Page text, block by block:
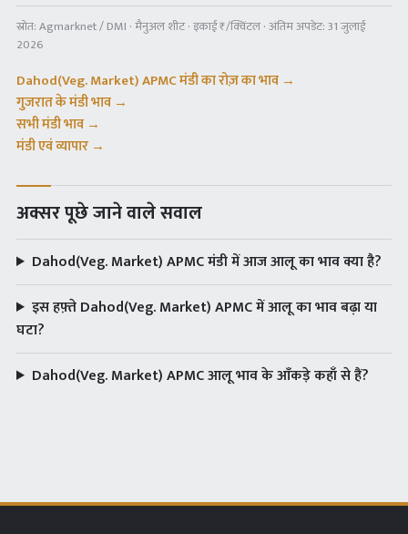
स्रोत:Agmarknet / DMI · मैनुअल शीट· इकाई ₹/क्विंटल · अंतिम अपडेट:31 जुलाई
2026
Dahod(Veg. Market) APMCमंडी का रोज़ का भाव →
गुजरातके मंडी भाव →
सभी मंडी भाव →
मंडी एवं व्यापार →
अक्सर पूछे जाने वाले सवाल
Dahod(Veg. Market) APMC मंडी में आज आलू का भाव क्या है?
इस हफ़्ते Dahod(Veg. Market) APMC में आलू का भाव बढ़ा या
घटा?
Dahod(Veg. Market) APMC आलू भाव के आँकड़े कहाँ से हैं?